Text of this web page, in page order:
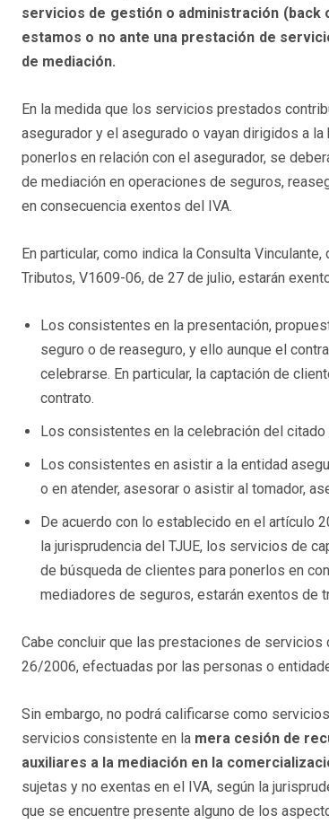
servicios de gestión o administración
estamos o no ante una prestación de
de mediación.
En la medida que los servicios prestados
asegurador y el asegurado o vayan dirigidos a
ponerlos en relación con el asegurador, se
de mediación en operaciones de seguros,
en consecuencia exentos del IVA.
En particular, como indica la Consulta
Tributos, V1609-06, de 27 de julio, estarán
Los consistentes en la presentación,
seguro o de reaseguro, y ello aunque el
celebrarse. En particular, la captación de
contrato.
Los consistentes en la celebración del
Los consistentes en asistir a la entidad
o en atender, asesorar o asistir al tomador,
De acuerdo con lo establecido en el artículo
la jurisprudencia del TJUE, los servicios de
de búsqueda de clientes para ponerlos en
mediadores de seguros, estarán exentos de
Cabe concluir que las prestaciones de
26/2006, efectuadas por las personas o
Sin embargo, no podrá calificarse como
servicios consistente en la mera cesión de
auxiliares a la mediación en la
sujetas y no exentas en el IVA, según la
que se encuentre presente alguno de los